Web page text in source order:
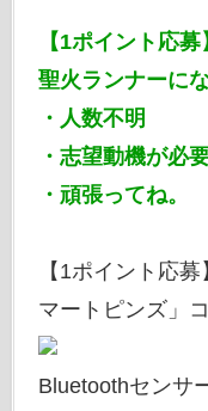
【1ポイント応
聖火ランナーに
・人数不明
・志望動機が必
・頑張ってね。
【1ポイント応
マートピンズ」
Bluetoothセンサ